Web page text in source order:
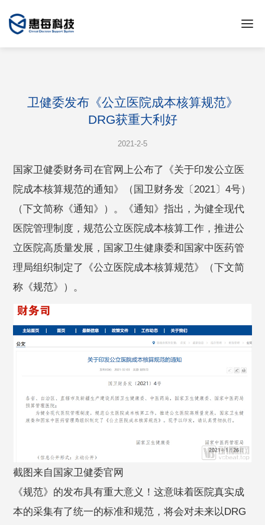
卫健委发布《公立医院成本核算规范》
DRG获重大利好
2021-2-5
国家卫健委财务司在官网上公布了《关于印发公立医
院成本核算规范的通知》（国卫财务发〔2021〕4号）
（下文简称《通知》）。《通知》指出，为健全现代
医院管理制度，规范公立医院成本核算工作，推进公
立医院高质量发展，国家卫生健康委和国家中医药管
理局组织制定了《公立医院成本核算规范》（下文简
称《规范》）。
截图来自国家卫健委官网
《规范》的发布具有重大意义！这意味着医院真实成
本的采集有了统一的标准和规范，将会对未来以DRG